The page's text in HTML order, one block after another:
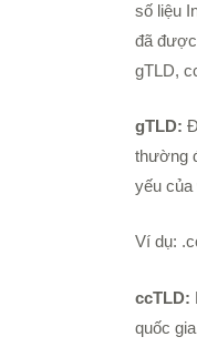
số liệu
đã
gTLD,
gTLD:
thường
yếu của
Ví dụ:
ccTLD:
quốc